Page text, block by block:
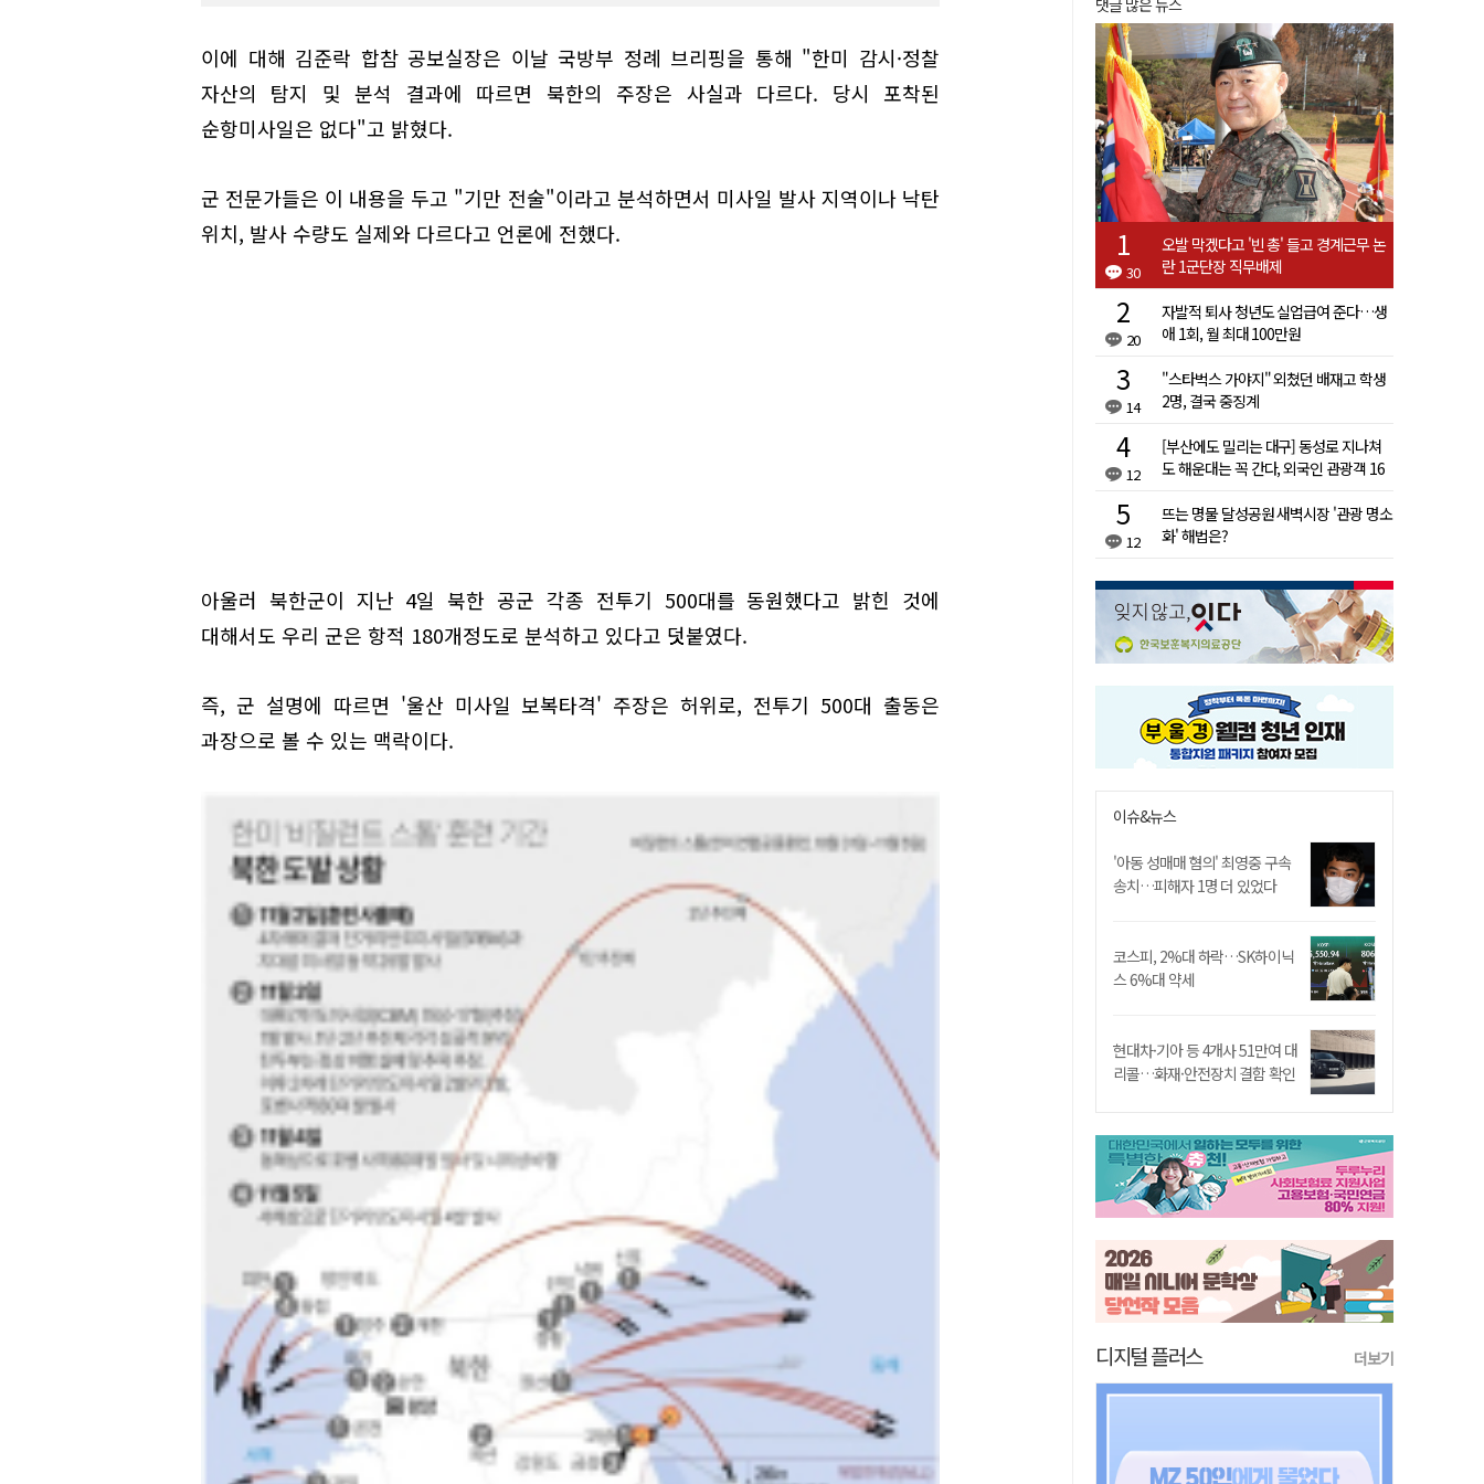
이에 대해 김준락 합참 공보실장은 이날 국방부 정례 브리핑을 통해 "한미 감시·정찰
자산의 탐지 및 분석 결과에 따르면 북한의 주장은 사실과 다르다. 당시 포착된
순항미사일은 없다"고 밝혔다.
군 전문가들은 이 내용을 두고 "기만 전술"이라고 분석하면서 미사일 발사 지역이나 낙탄
위치, 발사 수량도 실제와 다르다고 언론에 전했다.
아울러 북한군이 지난 4일 북한 공군 각종 전투기 500대를 동원했다고 밝힌 것에
대해서도 우리 군은 항적 180개정도로 분석하고 있다고 덧붙였다.
즉, 군 설명에 따르면 '울산 미사일 보복타격' 주장은 허위로, 전투기 500대 출동은
과장으로 볼 수 있는 맥락이다.
댓글 많은 뉴스
30
오발 막겠다고 '빈 총' 들고 경계근무 논
란 1군단장 직무배제
20
자발적 퇴사 청년도 실업급여 준다…생
애 1회, 월 최대 100만원
14
"스타벅스 가야지" 외쳤던 배재고 학생
2명, 결국 중징계
12
[부산에도 밀리는 대구] 동성로 지나쳐
도 해운대는 꼭 간다, 외국인 관광객 16
12
뜨는 명물 달성공원 새벽시장 '관광 명소
화' 해법은?
이슈&뉴스
'아동 성매매 혐의' 최영중 구속
송치…피해자 1명 더 있었다
코스피, 2%대 하락…SK하이닉
스 6%대 약세
현대차·기아 등 4개사 51만여 대
리콜…화재·안전장치 결함 확인
디지털 플러스 더보기